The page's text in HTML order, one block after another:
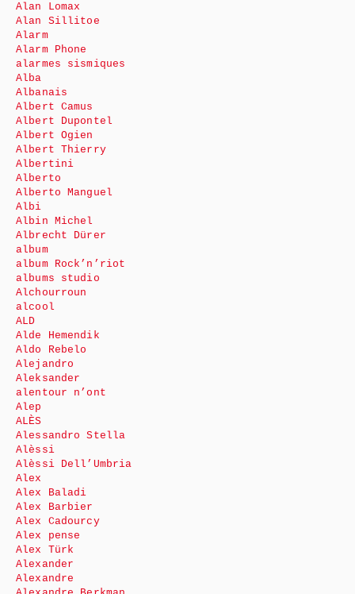
Alan Lomax
Alan Sillitoe
Alarm
Alarm Phone
alarmes sismiques
Alba
Albanais
Albert Camus
Albert Dupontel
Albert Ogien
Albert Thierry
Albertini
Alberto
Alberto Manguel
Albi
Albin Michel
Albrecht Dürer
album
album Rock’n’riot
albums studio
Alchourroun
alcool
ALD
Alde Hemendik
Aldo Rebelo
Alejandro
Aleksander
alentour n’ont
Alep
ALÈS
Alessandro Stella
Alèssi
Alèssi Dell’Umbria
Alex
Alex Baladi
Alex Barbier
Alex Cadourcy
Alex pense
Alex Türk
Alexander
Alexandre